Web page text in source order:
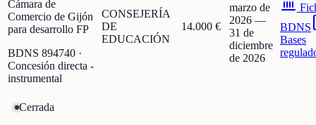
Cámara de
Comercio de Gijón
para desarrollo FP
BDNS 894740 ·
Concesión directa -
instrumental
CONSEJERÍA
DE
EDUCACIÓN
14.000 €
marzo de
2026 —
31 de
diciembre
de 2026
BDNS
Bases
Cerrada